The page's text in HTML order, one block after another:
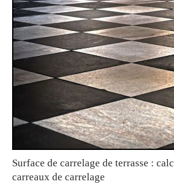
Surface de carrelage de terrasse :
carreaux de carrelage